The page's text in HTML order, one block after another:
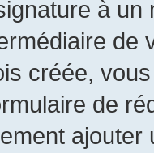
à un
créée,
de